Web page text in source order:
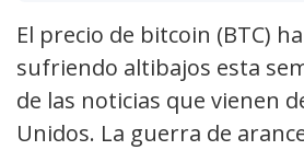
El precio de bitcoin (BTC)
sufriendo altibajos esta
de las noticias que vienen
Unidos. La guerra de